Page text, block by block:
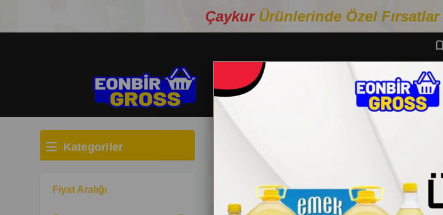
ÇaykurÜrünlerinde Özel Fırsatlar
Kategoriler
Fiyat Aralığı Stoktakiler